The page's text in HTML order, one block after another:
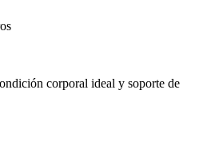
corporal ideal y soporte de